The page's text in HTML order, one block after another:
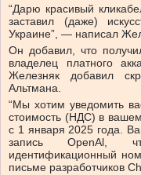
“Дарю красивый
заставил (даже)
Украине”, — написал
Он добавил, что
владелец платного
Железняк добавил
Альтмана.
“Мы хотим уведомить
стоимость (НДС) в
с 1 января 2025 года.
запись OpenAl,
идентификационный
письме разработчиков